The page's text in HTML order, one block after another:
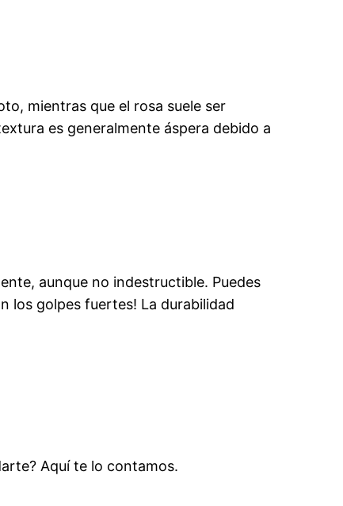
mientras que el rosa suele ser
es generalmente áspera debido a
aunque no indestructible. Puedes
los golpes fuertes! La durabilidad
Aquí te lo contamos.